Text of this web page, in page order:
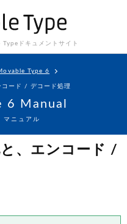
Type ドキュメントサイト
Type 6
ード / デコード処理
6 Manual
ニュアル
、エンコード /